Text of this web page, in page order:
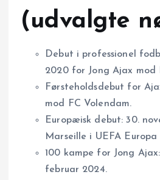
(udvalgte
Debut i professionel
2020 for Jong Ajax mod
Førsteholdsdebut for
mod FC Volendam.
Europæisk debut: 30.
Marseille i UEFA Europa
100 kampe for Jong
februar 2024.